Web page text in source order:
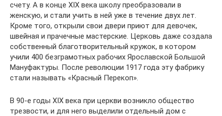
счету. А в конце XIX века школу преобразовали в
женскую, и стали учить в ней уже в течение двух лет.
Кроме того, открыли свои двери приют для девочек,
швейная и прачечные мастерские. Церковь даже создала
собственный благотворительный кружок, в котором
учили 400 безграмотных рабочих Ярославской Большой
Мануфактуры. После революции 1917 года эту фабрику
стали называть «Красный Перекоп».
В 90-е годы XIX века при церкви возникло общество
трезвости, и для него выделили отдельный дом с